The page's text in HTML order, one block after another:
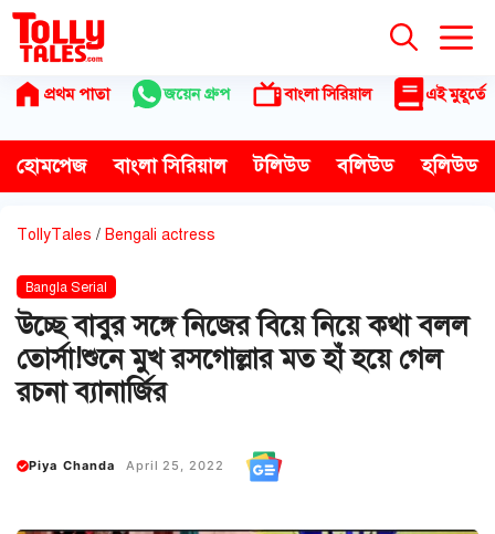
Skip
content
প্রথম পাতা জয়েন গ্রুপ বাংলা সিরিয়াল এই মুহূর্তে
হোমপেজ বাংলা সিরিয়াল টলিউড বলিউড হলিউড
TollyTales / Bengali actress
Bangla Serial
উচ্ছে বাবুর সঙ্গে নিজের বিয়ে নিয়ে কথা বলল
তোর্সা!শুনে মুখ রসগোল্লার মত হাঁ হয়ে গেল
রচনা ব্যানার্জির
Piya Chanda April 25, 2022